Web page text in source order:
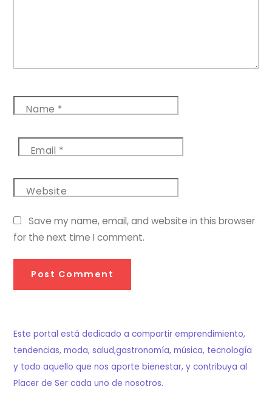
Name *
Email *
Website
Save my name, email, and website in this browser
for the next time I comment.
Este portal está dedicado a compartir emprendimiento,
tendencias, moda, salud,gastronomía, música, tecnología
y todo aquello que nos aporte bienestar, y contribuya al
Placer de Ser cada uno de nosotros.